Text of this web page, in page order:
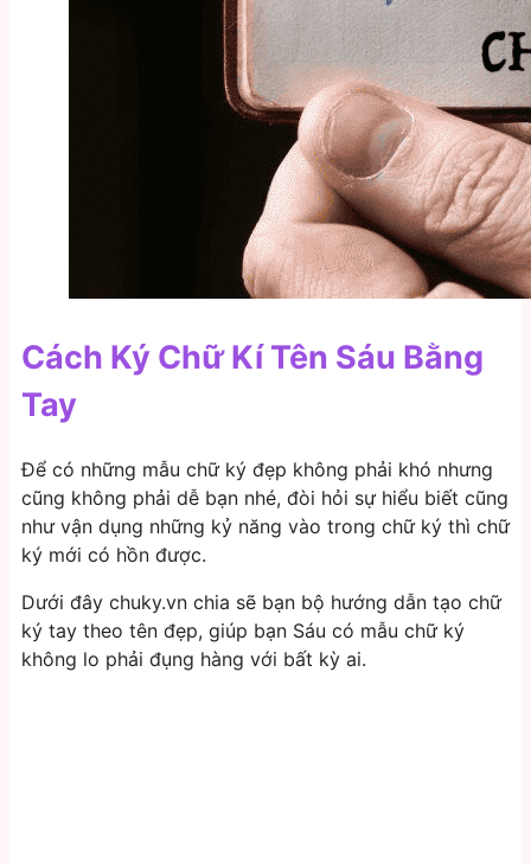
Cách Ký Chữ Kí Tên Sáu Bằng
Tay
Để có những mẫu chữ ký đẹp không phải khó nhưng
cũng không phải dễ bạn nhé, đòi hỏi sự hiểu biết cũng
như vận dụng những kỷ năng vào trong chữ ký thì chữ
ký mới có hồn được.
Dưới đây chuky.vn chia sẽ bạn bộ hướng dẫn tạo chữ
ký tay theo tên đẹp, giúp bạn Sáu có mẫu chữ ký
không lo phải đụng hàng với bất kỳ ai.